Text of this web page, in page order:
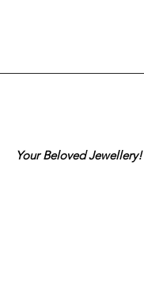
Your Beloved Jewellery!